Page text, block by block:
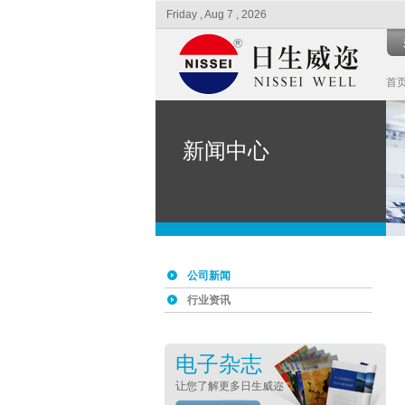
Friday , Aug 7 , 2026
新闻中心
公司新闻
行业资讯
电子杂志
让您了解更多日生威迩
首